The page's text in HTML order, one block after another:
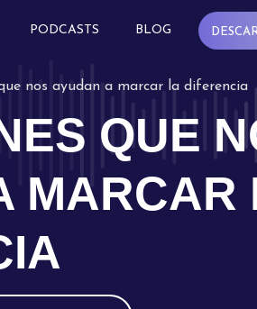
PODCASTS BLOG
nos ayudan a marcar la diferencia
QUE
MARCAR